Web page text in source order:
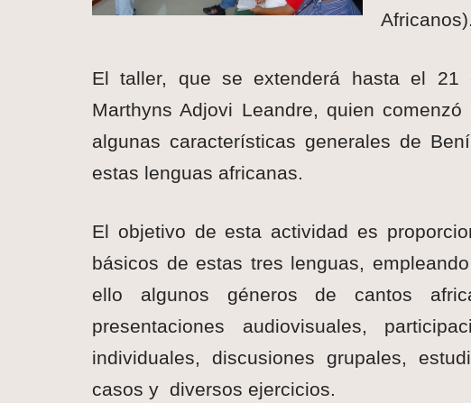
Africanos).
El taller, que se extenderá hasta el
Marthyns Adjovi Leandre, quien
algunas características generales de
estas lenguas africanas.
El objetivo de esta actividad es
básicos de estas tres lenguas,
ello algunos géneros de cantos
presentaciones audiovisuales,
individuales, discusiones grupales,
casos y diversos ejercicios.